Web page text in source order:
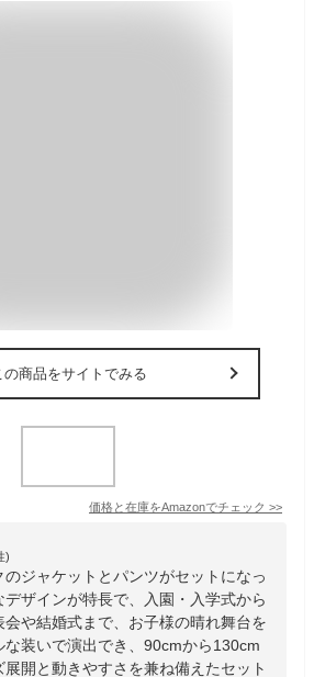
の商品をサイトでみる
価格と在庫をAmazonでチェック >>
)
ジャケットとパンツがセットになっ
ザインが特長で、入園・入学式から
や結婚式まで、お子様の晴れ舞台を
な装いで演出でき、90cmから130cm
展開と動きやすさを兼ね備えたセット